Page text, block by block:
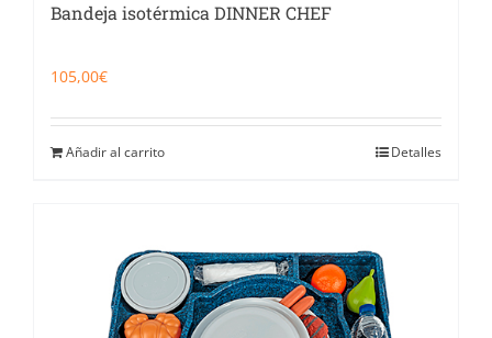
Bandeja isotérmica DINNER CHEF
105,00€
Añadir al carrito Detalles